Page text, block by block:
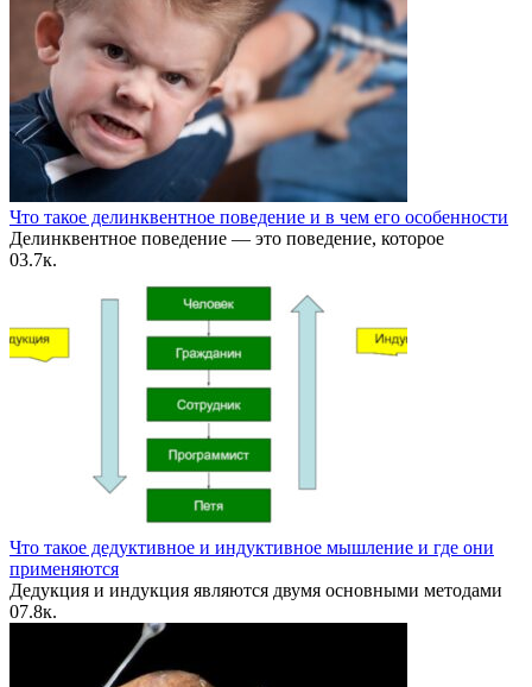
Что такое делинквентное поведение и в чем его особенности
Делинквентное поведение — это поведение, которое
03.7к.
Что такое дедуктивное и индуктивное мышление и где они
применяются
Дедукция и индукция являются двумя основными методами
07.8к.